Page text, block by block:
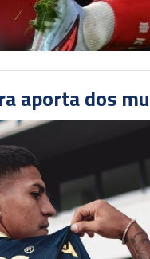
aporta dos